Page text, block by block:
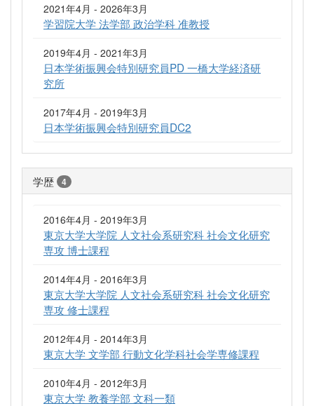
2021年4月 - 2026年3月
学習院大学 法学部 政治学科 准教授
2019年4月 - 2021年3月
日本学術振興会特別研究員PD 一橋大学経済研
究所
2017年4月 - 2019年3月
日本学術振興会特別研究員DC2
学歴 4
2016年4月 - 2019年3月
東京大学大学院 人文社会系研究科 社会文化研究
専攻 博士課程
2014年4月 - 2016年3月
東京大学大学院 人文社会系研究科 社会文化研究
専攻 修士課程
2012年4月 - 2014年3月
東京大学 文学部 行動文化学科社会学専修課程
2010年4月 - 2012年3月
東京大学 教養学部 文科一類